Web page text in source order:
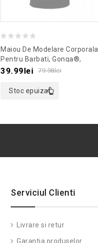
out
of
Maiou De Modelare Corporala
Pentru Barbati, Gonga®,
Culoaremodel Negru, Marime
79.98lei
39.99lei
Stoc epuizat
Serviciul Clienti
Livrare si retur
Garantia produselor